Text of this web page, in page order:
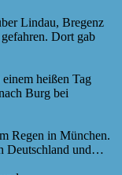
Lindau, Bregenz
Dort gab
heißen Tag
Burg bei
Regen in München.
Deutschland und…